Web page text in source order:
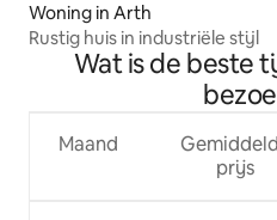
Woning in Arth
Rustig huis in industriële stijl
Wat is de beste
Maand
prijs